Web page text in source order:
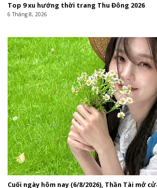
Top 9 xu hướng thời trang Thu Đông 2026
6 Tháng 8, 2026
Cuối ngày hôm nay (6/8/2026), Thần Tài mở